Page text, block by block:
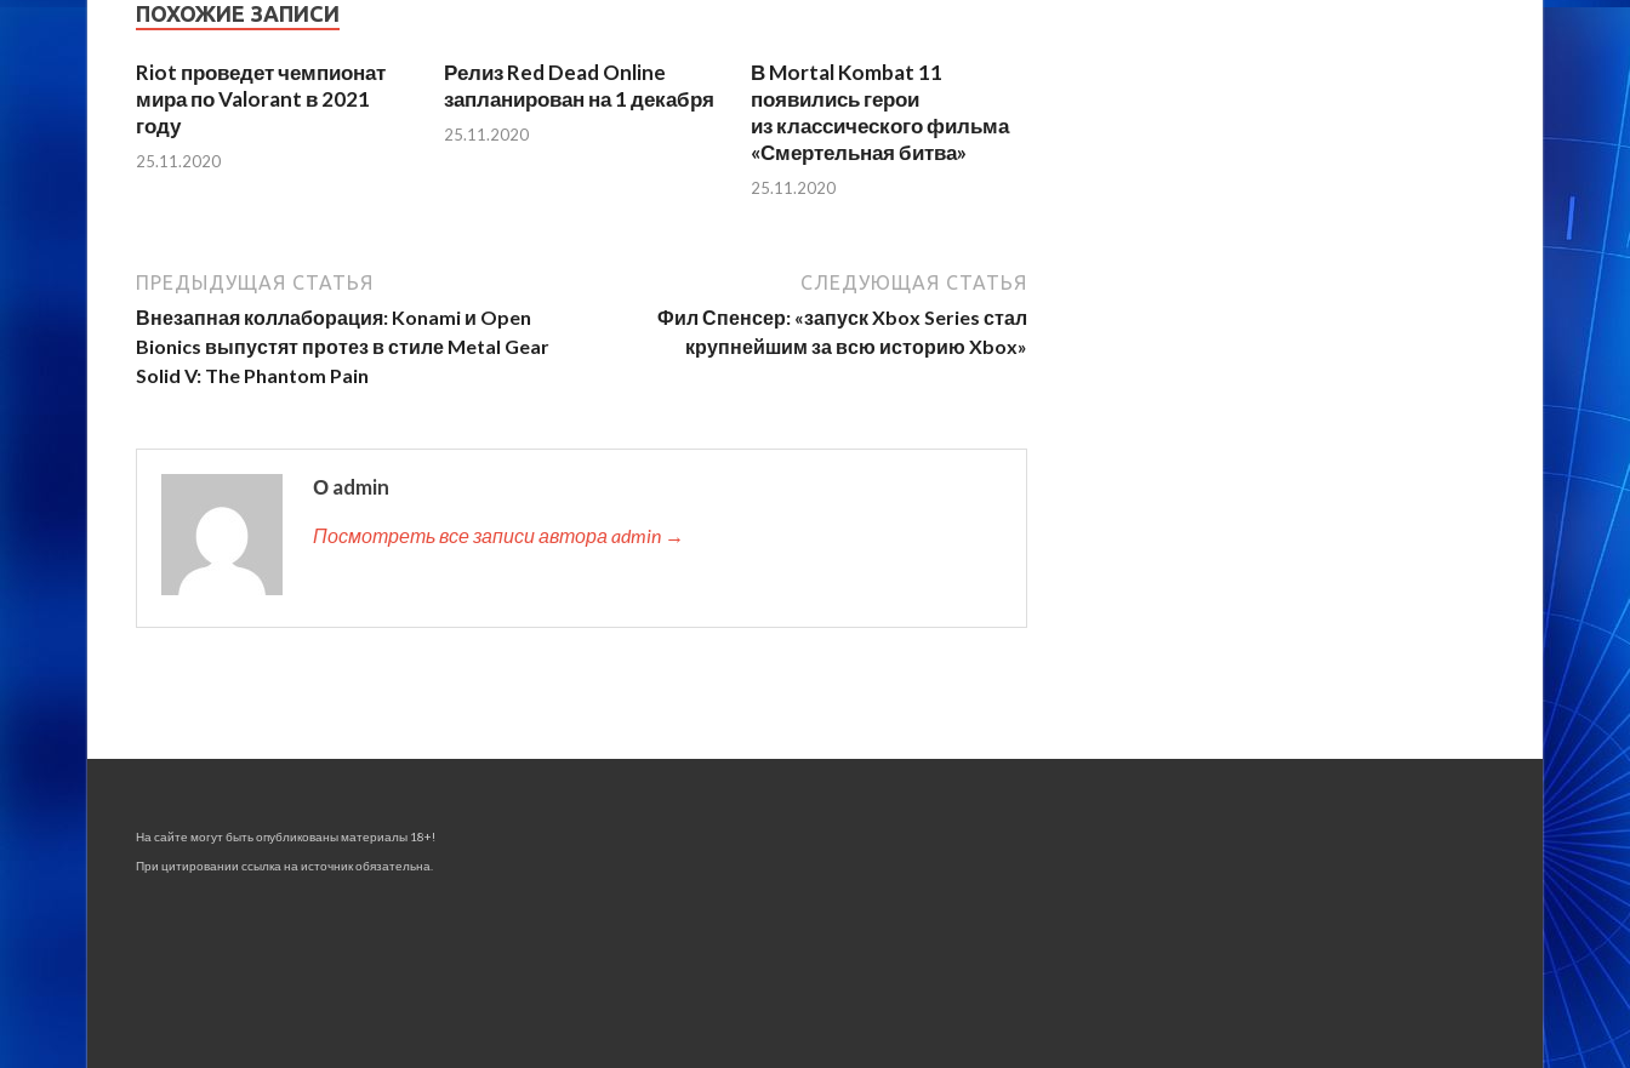
ПОХОЖИЕ ЗАПИСИ
Riot проведет чемпионат
мира по Valorant в 2021
году
25.11.2020
Релиз Red Dead Online
запланирован на 1 декабря
25.11.2020
В Mortal Kombat 11
появились герои
из классического фильма
«Смертельная битва»
25.11.2020
ПРЕДЫДУЩАЯ СТАТЬЯ
Внезапная коллаборация: Konami и Open
Bionics выпустят протез в стиле Metal Gear
Solid V: The Phantom Pain
СЛЕДУЮЩАЯ СТАТЬЯ
Фил Спенсер: «запуск Xbox Series стал
крупнейшим за всю историю Xbox»
О admin
Посмотреть все записи автора admin →
На сайте могут быть опубликованы материалы 18+!
При цитировании ссылка на источник обязательна.